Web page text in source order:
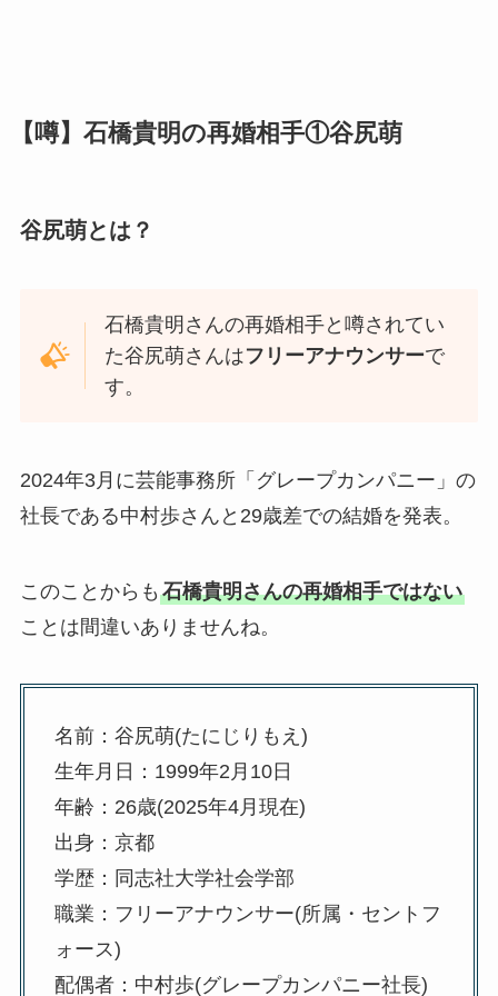
【噂】石橋貴明の再婚相手①谷尻萌
谷尻萌とは？
石橋貴明さんの再婚相手と噂されてい
た谷尻萌さんはフリーアナウンサーで
す。
2024年3月に芸能事務所「グレープカンパニー」の
社長である中村歩さんと29歳差での結婚を発表。
このことからも 石橋貴明さんの再婚相手ではない
ことは間違いありませんね。
名前：谷尻萌(たにじりもえ)
生年月日：1999年2月10日
年齢：26歳(2025年4月現在)
出身：京都
学歴：同志社大学社会学部
職業：フリーアナウンサー(所属・セントフ
ォース)
配偶者：中村歩(グレープカンパニー社長)